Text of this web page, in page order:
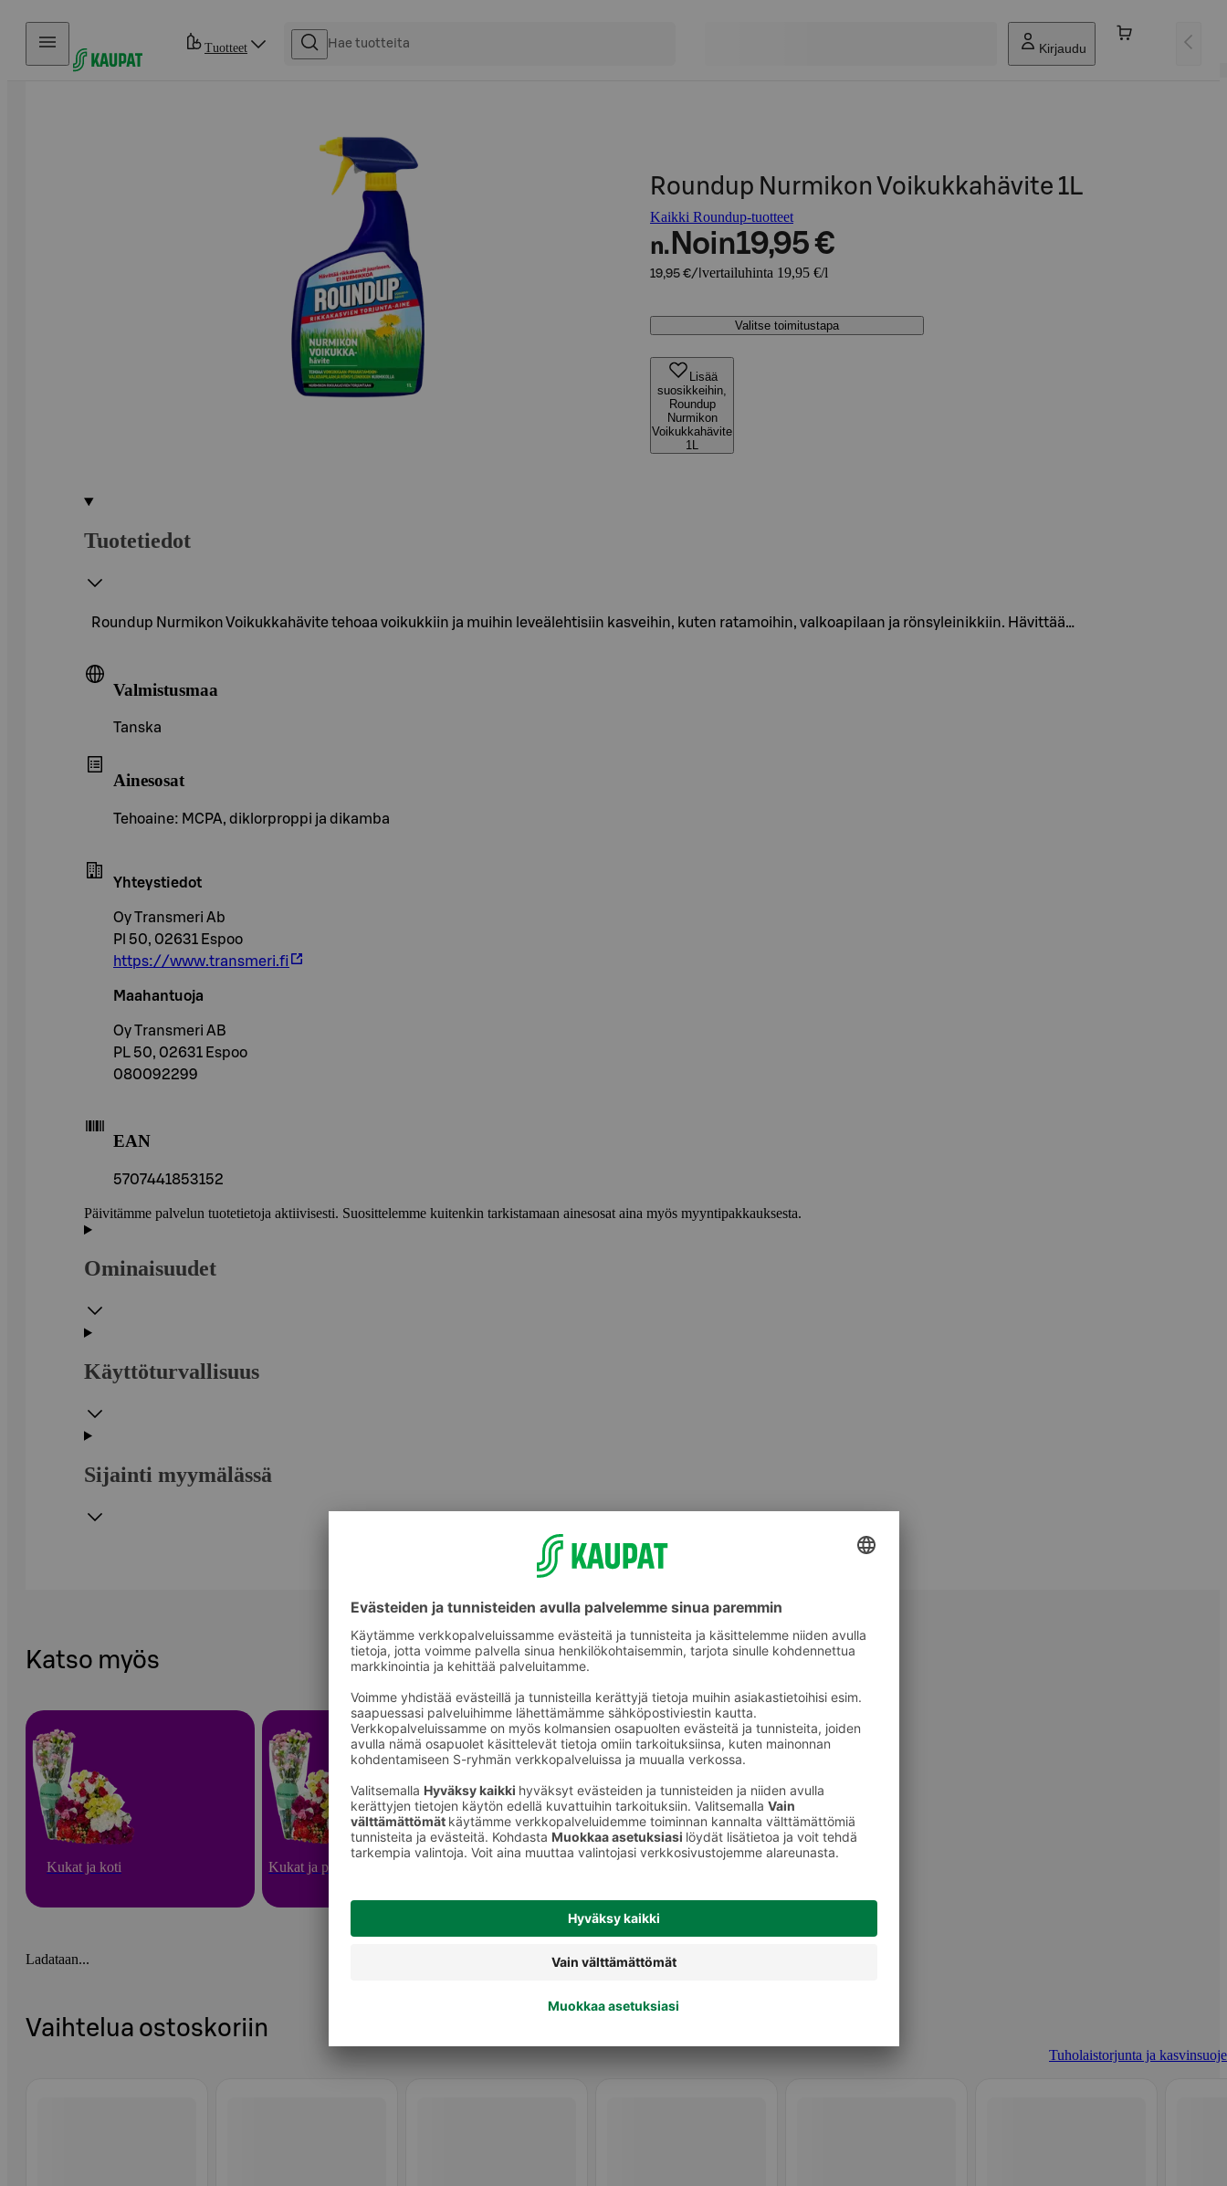
Hyppää sisältöön
Tuotteet Kirjaudu
Roundup Nurmikon Voikukkahävite 1L
Kaikki Roundup-tuotteet
n. Noin19,95 €
19,95 €/l vertailuhinta 19,95 €/l
Valitse toimitustapa
Lisää
suosikkeihin,
Roundup
Nurmikon
Voikukkahävite
1L
Tuotetiedot
Roundup Nurmikon Voikukkahävite tehoaa voikukkiin ja muihin leveälehtisiin kasveihin, kuten ratamoihin, valkoapilaan ja rönsyleinikkiin. Hävittää…
Valmistusmaa
Tanska
Ainesosat
Tehoaine: MCPA, diklorproppi ja dikamba
Yhteystiedot
Oy Transmeri Ab
Pl 50, 02631 Espoo
https://www.transmeri.fi
Maahantuoja
Oy Transmeri AB
PL 50, 02631 Espoo
080092299
EAN
5707441853152
Päivitämme palvelun tuotetietoja aktiivisesti. Suosittelemme kuitenkin tarkistamaan ainesosat aina myös myyntipakkauksesta.
Ominaisuudet
Käyttöturvallisuus
Sijainti myymälässä
Katso myös
Kukat ja koti Kukat ja puutarha
Ladataan...
Vaihtelua ostoskoriin
Tuholaistorjunta ja